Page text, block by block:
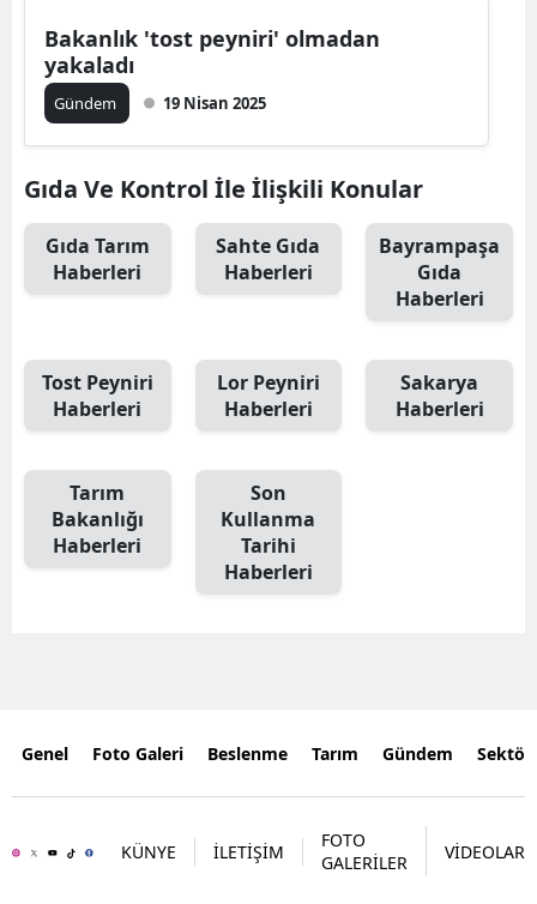
Bakanlık 'tost peyniri' olmadan
yakaladı
Gündem 19 Nisan 2025
Gıda Ve Kontrol İle İlişkili Konular
Gıda Tarım
Haberleri
Sahte Gıda
Haberleri
Bayrampaşa
Gıda
Haberleri
Tost Peyniri
Haberleri
Lor Peyniri
Haberleri
Sakarya
Haberleri
Tarım
Bakanlığı
Haberleri
Son
Kullanma
Tarihi
Haberleri
Genel Foto Galeri Beslenme Tarım Gündem
KÜNYE İLETİŞİM
FOTO
GALERİLER
VİDEOLAR